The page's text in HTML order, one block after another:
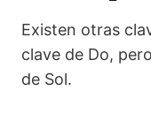
Existen otras
clave de Do,
de Sol.